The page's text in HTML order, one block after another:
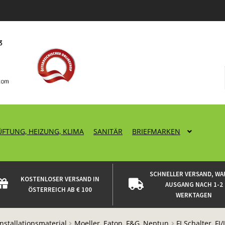
HEIZUNG, KLIMA SANITÄR BRIEFMARKEN
KOSTENLOSER VERSAND IN
ÖSTERREICH AB € 100
SCHNELLER VERSAND,
AUSGANG NACH 1-2
WERKTAGEN